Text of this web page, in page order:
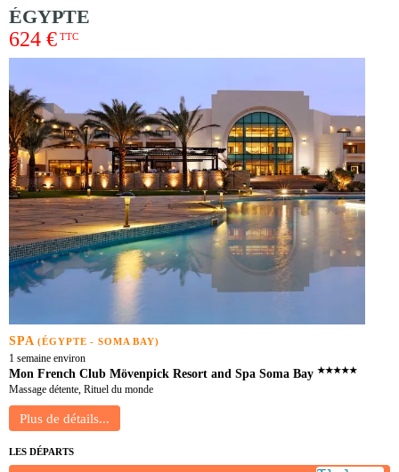
ÉGYPTE
624 € TTC
SPA(ÉGYPTE - SOMA BAY)
1 semaine environ
Mon French Club Mövenpick Resort and Spa Soma Bay ★★★★★
Massage détente, Rituel du monde
LES DÉPARTS